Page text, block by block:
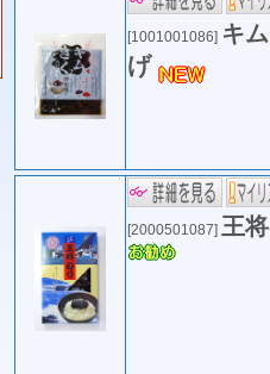
[1001001086] キ
げ
[2000501087] 王